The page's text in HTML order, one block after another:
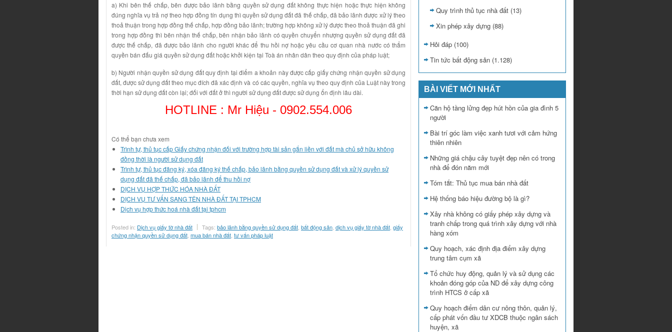
a) Khi bên thế chấp, bên được bảo lãnh bằng quyền sử dụng đất không thực hiện hoặc thực hiện không
đúng nghĩa vụ trả nợ theo hợp đồng tín dụng thì quyền sử dụng đất đã thế chấp, đã bảo lãnh được xử lý theo
thoả thuận trong hợp đồng thế chấp, hợp đồng bảo lãnh; trường hợp không xử lý được theo thoả thuận đã ghi
trong hợp đồng thì bên nhận thế chấp, bên nhận bảo lãnh có quyền chuyển nhượng quyền sử dụng đất đã
được thế chấp, đã được bảo lãnh cho người khác để thu hồi nợ hoặc yêu cầu cơ quan nhà nước có thẩm
quyền bán đấu giá quyền sử dụng đất hoặc khởi kiện tại Toà án nhân dân theo quy định của pháp luật;
b) Người nhận quyền sử dụng đất quy định tại điểm a khoản này được cấp giấy chứng nhận quyền sử dụng
đất, được sử dụng đất theo mục đích đã xác định và có các quyền, nghĩa vụ theo quy định của Luật này trong
thời hạn sử dụng đất còn lại; đối với đất ở thì người sử dụng đất được sử dụng ổn định lâu dài.
HOTLINE : Mr Hiệu - 0902.554.006
Có thể bạn chưa xem
Trình tự, thủ tục cấp Giấy chứng nhận đối với trường hợp tài sản gắn liền với đất mà chủ sở hữu không
đồng thời là người sử dụng đất
Trình tự, thủ tục đăng ký, xóa đăng ký thế chấp, bảo lãnh bằng quyền sử dụng đất và xử lý quyền sử
dụng đất đã thế chấp, đã bảo lãnh để thu hồi nợ
DỊCH VỤ HỢP THỨC HÓA NHÀ ĐẤT
DỊCH VỤ TƯ VẤN SANG TÊN NHÀ ĐẤT TẠI TPHCM
Dịch vụ hợp thức hoá nhà đất tại tphcm
Posted in: Dịch vụ giấy tờ nhà đất Tags: bảo lãnh bằng quyền sử dụng đất bất động sản dịch vụ giấy tờ nhà đất giấy
chứng nhận quyền sử dụng đất mua bán nhà đất tư vấn pháp luật
Quy trình thủ tục nhà đất (13)
Xin phép xây dựng (88)
Hỏi đáp (100)
Tin tức bất động sản (1.128)
BÀI VIẾT MỚI NHẤT
Căn hộ tầng lửng đẹp hút hồn của gia đình 5
người
Bài trí góc làm việc xanh tươi với cảm hứng
thiên nhiên
Những giá chậu cây tuyệt đẹp nên có trong
nhà để đón năm mới
Tóm tắt: Thủ tục mua bán nhà đất
Hệ thống báo hiệu đường bộ là gì?
Xây nhà không có giấy phép xây dựng và
tranh chấp trong quá trình xây dựng với nhà
hàng xóm
Quy hoạch, xác định địa điểm xây dựng
trung tâm cụm xã
Tổ chức huy động, quản lý và sử dụng các
khoản đóng góp của ND để xây dựng công
trình HTCS ở cấp xã
Quy hoạch điểm dân cư nông thôn, quản lý,
cấp phát vốn đầu tư XDCB thuộc ngân sách
huyện, xã